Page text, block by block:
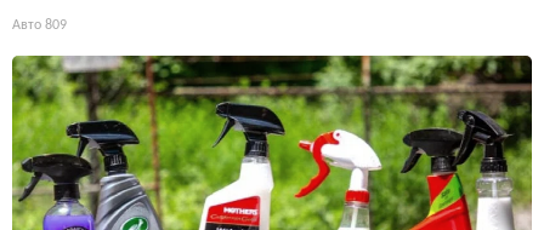
Авто 809